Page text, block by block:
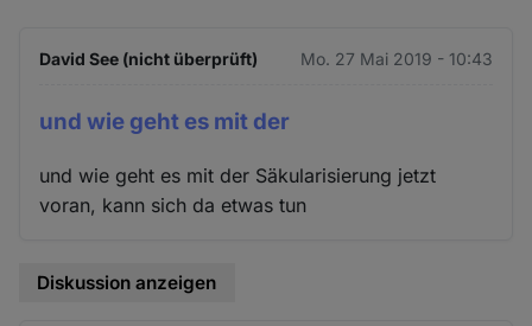
David See (nicht überprüft) Mo. 27 Mai 2019 - 10:43
und wie geht es mit der
und wie geht es mit der Säkularisierung jetzt
voran, kann sich da etwas tun
Diskussion anzeigen